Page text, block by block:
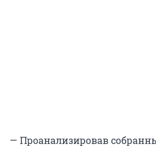
— Проанализировав